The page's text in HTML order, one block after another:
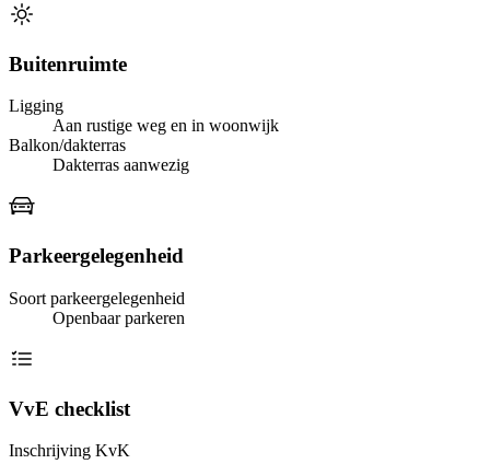
Buitenruimte
Ligging
Aan rustige weg en in woonwijk
Balkon/dakterras
Dakterras aanwezig
Parkeergelegenheid
Soort parkeergelegenheid
Openbaar parkeren
VvE checklist
Inschrijving KvK